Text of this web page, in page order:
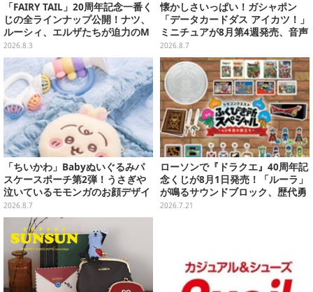
「FAIRY TAIL」20周年記念一番く
じの全ラインナップ公開！ナツ、
ルーシィ、エルザたちが迫力のM
ASTERLISEで初登場
2026.8.3
懐かしさいっぱい！ガシャポン
「データカードダス アイカツ！」
ミニチュアが8月第4週発売、音声
が流れる特別仕様も当たる
2026.8.7
「ちいかわ」Babyぬいぐるみパ
スケースポーチ第2弾！うさぎや
泣いているモモンガのお顔デザイ
ン全4種が8月下旬プライズ展開
2026.8.7
ローソンで『ドラクエ』40周年記
念くじが8月1日発売！「ルーラ」
が鳴るサウンドブロック、歴代勇
者＆スライムのフィギュアなど、
2026.7.21